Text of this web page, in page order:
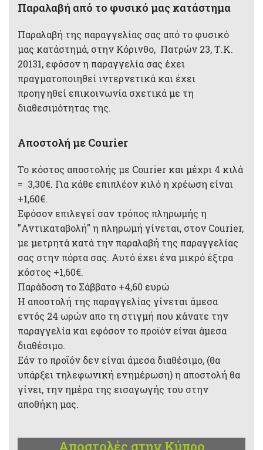
Παραλαβή από το φυσικό μας κατάστημα
Παραλαβή της παραγγελίας σας από το φυσικό
μας κατάστημά, στην Κόρινθο, Πατρών 23, Τ.Κ.
20131, εφόσον η παραγγελία σας έχει
πραγματοποιηθεί ιντερνετικά και έχει
προηγηθεί επικοινωνία σχετικά με τη
διαθεσιμότητας της.
Αποστολή με Courier
Το κόστος αποστολής με Courier και μέχρι 4 κιλά
= 3,30€. Για κάθε επιπλέον κιλό η χρέωση είναι
+1,60€.
Εφόσον επιλεγεί σαν τρόπος πληρωμής η
"Αντικαταβολή" η πληρωμή γίνεται, στον Courier,
με μετρητά κατά την παραλαβή της παραγγελίας
σας στην πόρτα σας. Αυτό έχει ένα μικρό έξτρα
κόστος +1,60€.
Παράδοση το Σάββατο +4,60 ευρώ
Η αποστολή της παραγγελίας γίνεται άμεσα
εντός 24 ωρών απο τη στιγμή που κάνατε την
παραγγελία και εφόσον το προϊόν είναι άμεσα
διαθέσιμο.
Εάν το προϊόν δεν είναι άμεσα διαθέσιμο, (θα
υπάρξει τηλεφωνική ενημέρωση) η αποστολή θα
γίνει, την ημέρα της εισαγωγής του στην
αποθήκη μας.
Αποστολές στην Κύπρο